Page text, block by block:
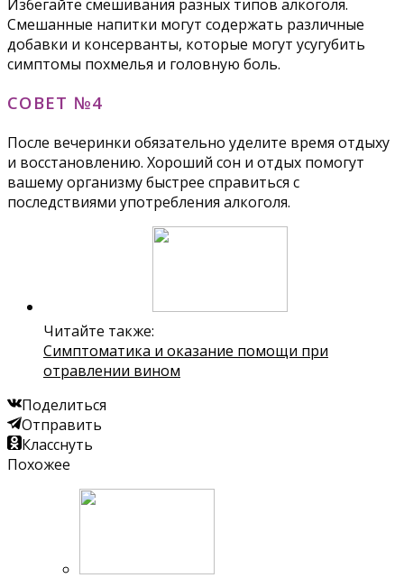
Избегайте смешивания разных типов алкоголя.
Смешанные напитки могут содержать различные
добавки и консерванты, которые могут усугубить
симптомы похмелья и головную боль.
СОВЕТ №4
После вечеринки обязательно уделите время отдыху
и восстановлению. Хороший сон и отдых помогут
вашему организму быстрее справиться с
последствиями употребления алкоголя.
Читайте также:
Симптоматика и оказание помощи при
отравлении вином
Поделиться
Отправить
Класснуть
Похожее